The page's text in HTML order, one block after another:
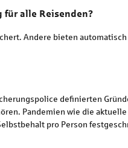
alle Reisenden?
Andere bieten
definierten
Pandemien wie die
pro Person